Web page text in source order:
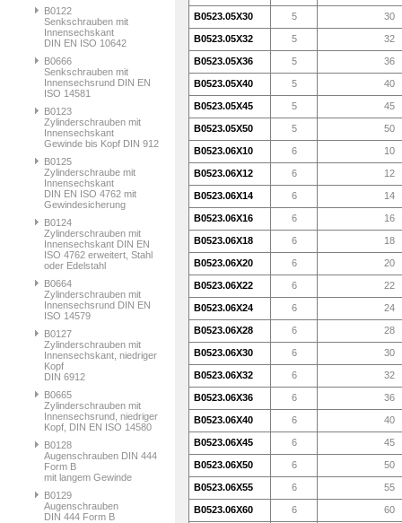
B0122
Senkschrauben mit
Innensechskant
DIN EN ISO 10642
B0666
Senkschrauben mit
Innensechsrund DIN EN
ISO 14581
B0123
Zylinderschrauben mit
Innensechskant
Gewinde bis Kopf DIN 912
B0125
Zylinderschraube mit
Innensechskant
DIN EN ISO 4762 mit
Gewindesicherung
B0124
Zylinderschrauben mit
Innensechskant DIN EN
ISO 4762 erweitert, Stahl
oder Edelstahl
B0664
Zylinderschrauben mit
Innensechsrund DIN EN
ISO 14579
B0127
Zylinderschrauben mit
Innensechskant, niedriger
Kopf
DIN 6912
B0665
Zylinderschrauben mit
Innensechsrund, niedriger
Kopf, DIN EN ISO 14580
B0128
Augenschrauben DIN 444
Form B
mit langem Gewinde
B0129
Augenschrauben
DIN 444 Form B
B0523.05X30 5 30
B0523.05X32 5 32
B0523.05X36 5 36
B0523.05X40 5 40
B0523.05X45 5 45
B0523.05X50 5 50
B0523.06X10 6 10
B0523.06X12 6 12
B0523.06X14 6 14
B0523.06X16 6 16
B0523.06X18 6 18
B0523.06X20 6 20
B0523.06X22 6 22
B0523.06X24 6 24
B0523.06X28 6 28
B0523.06X30 6 30
B0523.06X32 6 32
B0523.06X36 6 36
B0523.06X40 6 40
B0523.06X45 6 45
B0523.06X50 6 50
B0523.06X55 6 55
B0523.06X60 6 60